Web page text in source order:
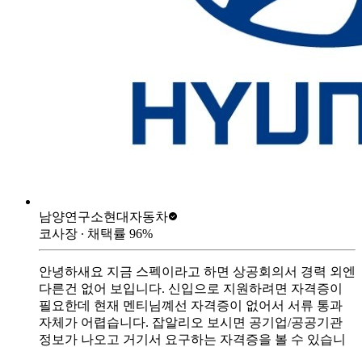
남양연구소현대자동차
코사장 ∙ 채택률 96%
안녕하새요 지금 스펙이라고 하면 상공회의서 경력 외엔
다른건 없어 보입니다. 신입으로 지원하려면 자격증이
필요한데 현재 멘티님꼐선 자격증이 없어서 서류 통과
자체가 어렵습니다. 잡알리오 보시면 공기업/공공기관
정보가 나오고 거기서 요구하는 자격증을 볼 수 있습니